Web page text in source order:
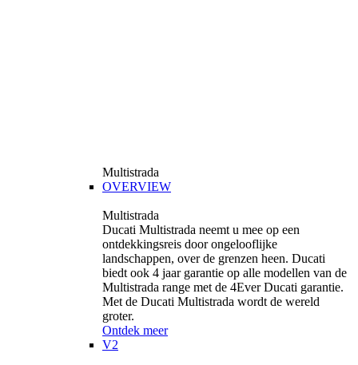
Multistrada
OVERVIEW
Multistrada
Ducati Multistrada neemt u mee op een
ontdekkingsreis door ongelooflijke
landschappen, over de grenzen heen. Ducati
biedt ook 4 jaar garantie op alle modellen van de
Multistrada range met de 4Ever Ducati garantie.
Met de Ducati Multistrada wordt de wereld
groter.
Ontdek meer
V2